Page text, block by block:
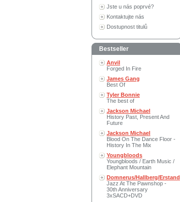
Jste u nás poprvé?
Kontaktujte nás
Dostupnost titulů
Bestseller
Anvil
Forged In Fire
James Gang
Best Of
Tyler Bonnie
The best of
Jackson Michael
History Past, Present And
Future
Jackson Michael
Blood On The Dance Floor -
History In The Mix
Youngbloods
Youngbloods / Earth Music /
Elephant Mountain
Domnerus/Hallberg/Erstand
Jazz At The Pawnshop -
30th Anniversary
3xSACD+DVD